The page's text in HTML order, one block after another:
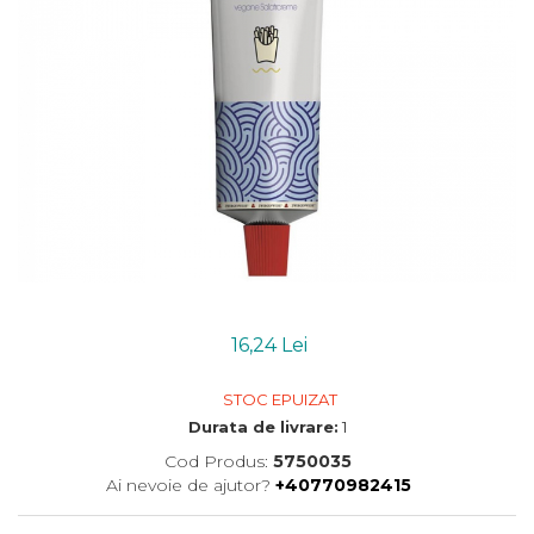
Ciocolata, cacao si cafea
Dulceata si creme bio
16,24 Lei
STOC EPUIZAT
Durata de livrare: 1
Cod Produs: 5750035
Ai nevoie de ajutor? +40770982415